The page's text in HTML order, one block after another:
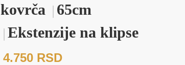
kovrča
65cm
Ekstenzije na klipse
4.750 RSD